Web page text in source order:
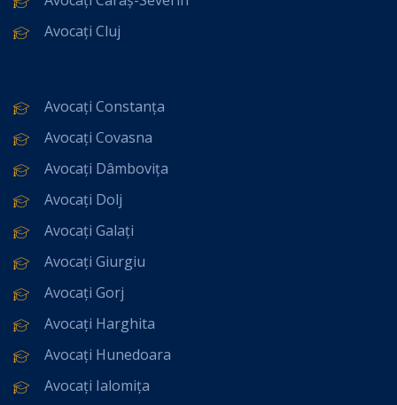
Avocați Cluj
Avocați Constanța
Avocați Covasna
Avocați Dâmbovița
Avocați Dolj
Avocați Galați
Avocați Giurgiu
Avocați Gorj
Avocați Harghita
Avocați Hunedoara
Avocați Ialomița